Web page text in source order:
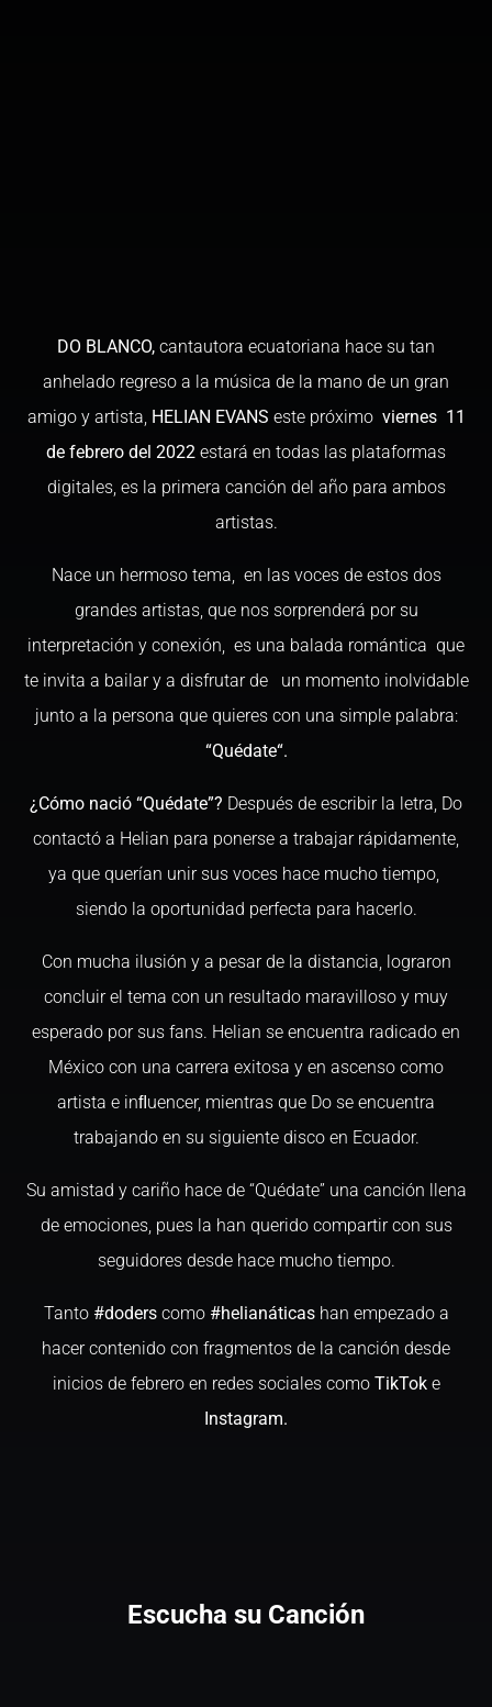
DO BLANCO, cantautora ecuatoriana hace su tan
anhelado regreso a la música de la mano de un gran
amigo y artista, HELIAN EVANS este próximo viernes 11
de febrero del 2022 estará en todas las plataformas
digitales, es la primera canción del año para ambos
artistas.
Nace un hermoso tema, en las voces de estos dos
grandes artistas, que nos sorprenderá por su
interpretación y conexión, es una balada romántica que
te invita a bailar y a disfrutar de un momento inolvidable
junto a la persona que quieres con una simple palabra:
“Quédate“.
¿Cómo nació “Quédate”? Después de escribir la letra, Do
contactó a Helian para ponerse a trabajar rápidamente,
ya que querían unir sus voces hace mucho tiempo,
siendo la oportunidad perfecta para hacerlo.
Con mucha ilusión y a pesar de la distancia, lograron
concluir el tema con un resultado maravilloso y muy
esperado por sus fans. Helian se encuentra radicado en
México con una carrera exitosa y en ascenso como
artista e inﬂuencer, mientras que Do se encuentra
trabajando en su siguiente disco en Ecuador.
Su amistad y cariño hace de “Quédate” una canción llena
de emociones, pues la han querido compartir con sus
seguidores desde hace mucho tiempo.
Tanto #doders como #helianáticas han empezado a
hacer contenido con fragmentos de la canción desde
inicios de febrero en redes sociales como TikTok e
Instagram.
Escucha su Canción